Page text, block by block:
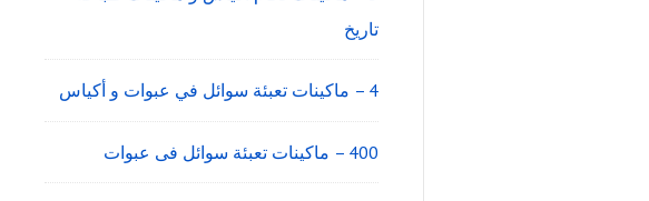
تاريخ
4 – ماكينات تعبئة سوائل في عبوات و أكياس
400 – ماكينات تعبئة سوائل فى عبوات